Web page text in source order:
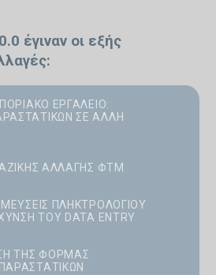
έγιναν οι εξής
ΕΡΓΑΛΕΊΟ:
ΣΕ ΆΛΛΗ
ΑΛΛΑΓΉΣ ΦΤΜ
ΠΛΗΚΤΡΟΛΟΓΊΟΥ
ΤΟΥ DATA ENTRY
ΤΗΣ ΦΌΡΜΑΣ